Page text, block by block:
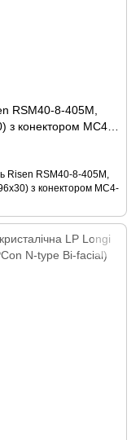
RSM40-8-405M,
з конектором MC4-
Risen RSM40-8-405M,
з конектором MC4-